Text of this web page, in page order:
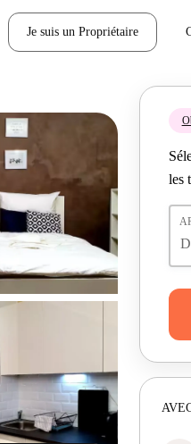
Je suis un Propriétaire
les